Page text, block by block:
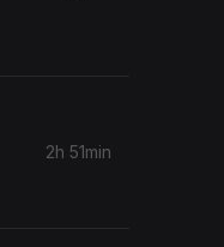
2h 51min